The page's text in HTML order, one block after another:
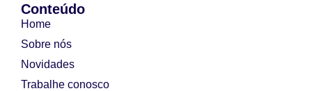
Conteúdo
Home
Sobre nós
Novidades
Trabalhe conosco